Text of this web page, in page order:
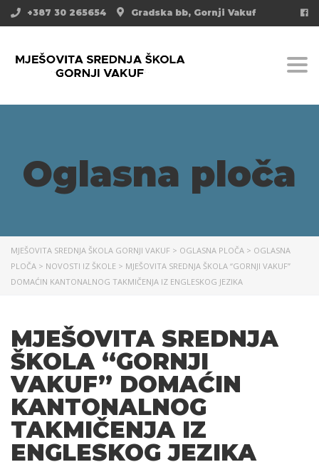
Gradska bb, Gornji Vakuf
+387 30 265654
Oglasna ploča
MJEŠOVITA SREDNJA ŠKOLA GORNJI VAKUF > OGLASNA PLOČA > OGLASNA
PLOČA > NOVOSTI IZ ŠKOLE > MJEŠOVITA SREDNJA ŠKOLA “GORNJI VAKUF”
DOMAĆIN KANTONALNOG TAKMIČENJA IZ ENGLESKOG JEZIKA
MJEŠOVITA SREDNJA
ŠKOLA “GORNJI
VAKUF” DOMAĆIN
KANTONALNOG
TAKMIČENJA IZ
ENGLESKOG JEZIKA